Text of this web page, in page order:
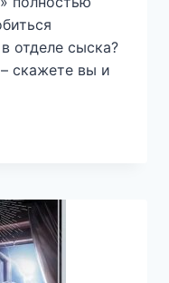
отделе сыска?
скажете вы и